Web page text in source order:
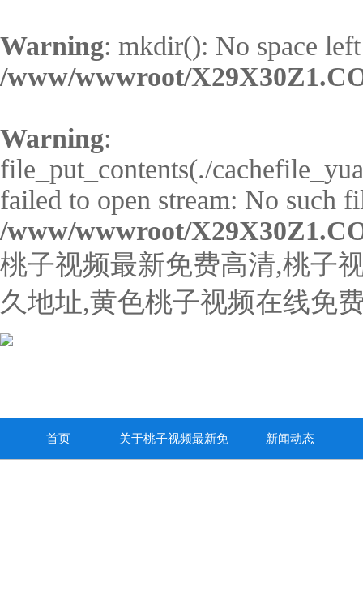
Warning: mkdir(): No space
/www/wwwroot/
Warning:
file_put_contents(./
failed to open stream: No such
/www/wwwroot/
桃子视频最新免费高清,桃子
久地址,黄色桃子视频在线免
首页 关于桃子视频最新免 新闻动态